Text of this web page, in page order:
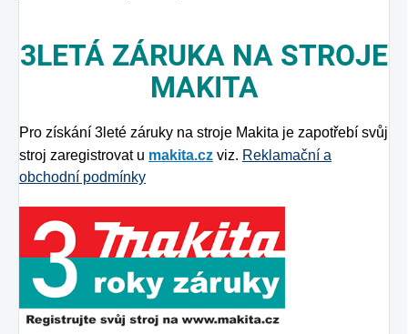
3LETÁ ZÁRUKA NA STROJE
MAKITA
Pro získání 3leté záruky na stroje Makita je zapotřebí svůj
stroj zaregistrovat u makita.cz viz. Reklamační a
obchodní podmínky